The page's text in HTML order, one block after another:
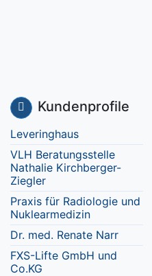
Kundenprofile
Leveringhaus
VLH Beratungsstelle
Nathalie Kirchberger-
Ziegler
Praxis für Radiologie und
Nuklearmedizin
Dr. med. Renate Narr
FXS-Lifte GmbH und
Co.KG